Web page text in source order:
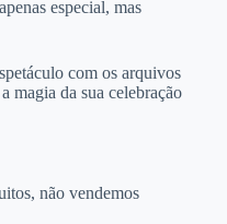
especial, mas
com os arquivos
magia da sua celebração
não vendemos